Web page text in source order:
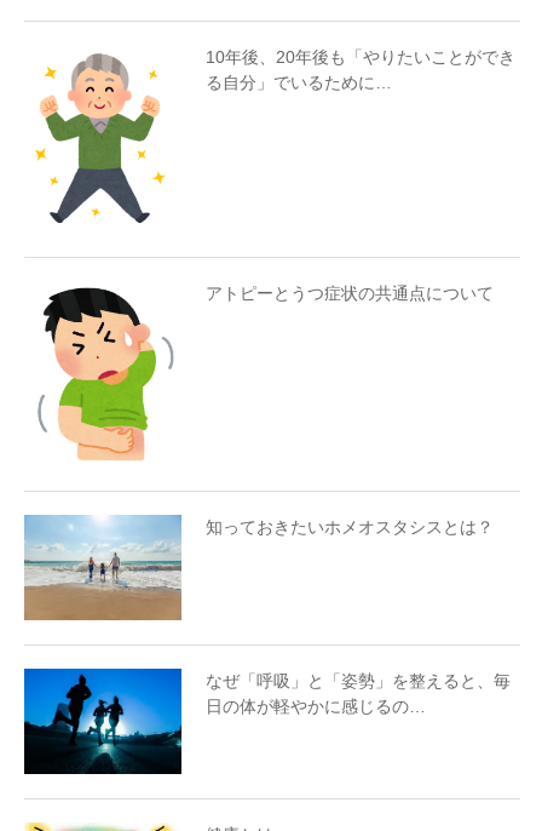
10年後、20年後も「やりたいことができ
る自分」でいるために…
アトピーとうつ症状の共通点について
知っておきたいホメオスタシスとは？
なぜ「呼吸」と「姿勢」を整えると、毎
日の体が軽やかに感じるの…